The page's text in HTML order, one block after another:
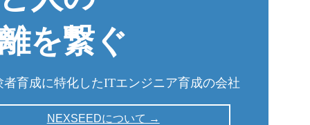
を繋ぐ
者育成に特化したITエンジニア育成の会社
NEXSEEDについて →